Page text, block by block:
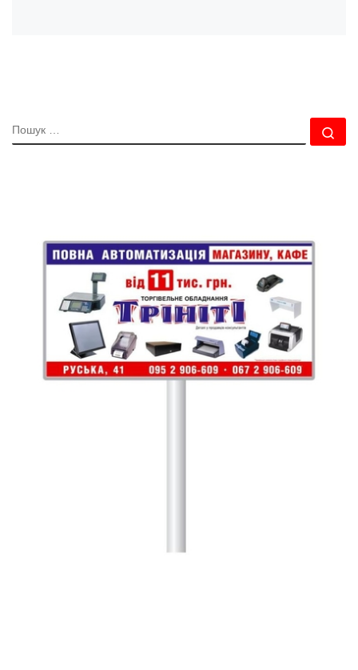
ПОШУК